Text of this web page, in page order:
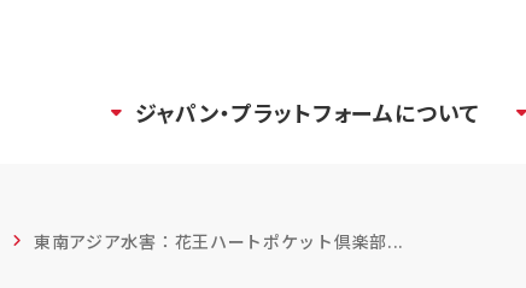
ジャパン・プラットフォームについて
東南アジア水害：花王ハートポケット倶楽部...